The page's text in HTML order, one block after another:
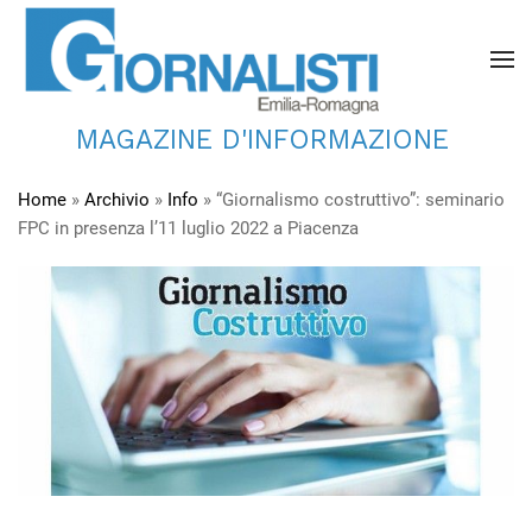
MAGAZINE D'INFORMAZIONE
Home » Archivio » Info » “Giornalismo costruttivo”: seminario
FPC in presenza l’11 luglio 2022 a Piacenza